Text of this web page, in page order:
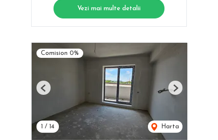
Vezi mai multe detalii
Comision 0%
/ 14 Harta
Previous Next